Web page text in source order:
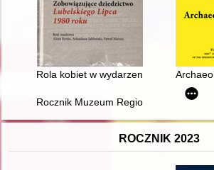
Rola kobiet w wydarzeniach
Rocznik Muzeum Regionalnego w
ROCZNIK 2023